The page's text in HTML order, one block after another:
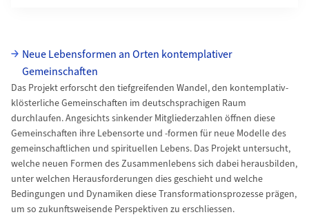
uzh-wcms-publications.subpageListDialog.labelUnterseiten
Neue Lebensformen an Orten kontemplativer
Gemeinschaften
Das Projekt erforscht den tiefgreifenden Wandel, den kontemplativ-
klösterliche Gemeinschaften im deutschsprachigen Raum
durchlaufen. Angesichts sinkender Mitgliederzahlen öffnen diese
Gemeinschaften ihre Lebensorte und -formen für neue Modelle des
gemeinschaftlichen und spirituellen Lebens. Das Projekt untersucht,
welche neuen Formen des Zusammenlebens sich dabei herausbilden,
unter welchen Herausforderungen dies geschieht und welche
Bedingungen und Dynamiken diese Transformationsprozesse prägen,
um so zukunftsweisende Perspektiven zu erschliessen.